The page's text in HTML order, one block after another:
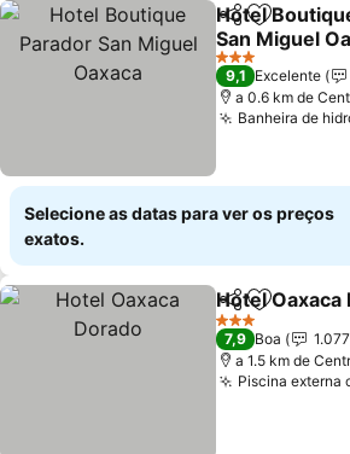
PartilharAdicionar
Hotel
San Miguel
3 Estrelas
9,1 Excelente
a 0.6 km de
Banheira de
Selecione as datas para ver os preços
exatos.
PartilharAdicionar
Hotel Oaxaca
3 Estrelas
7,9 Boa
1.077
a 1.5 km de
Piscina externa